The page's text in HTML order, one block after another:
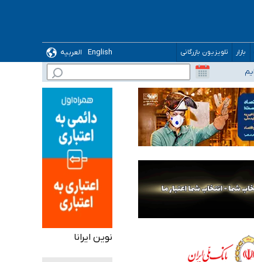
بازار تلویزیون بازرگانی English
العربیه
نوین ایرانا